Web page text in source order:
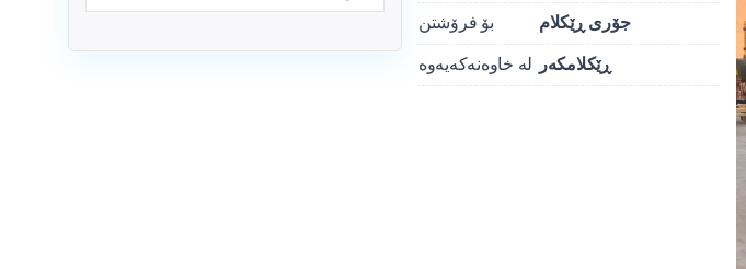
جۆری ڕێکلام
بۆ فرۆشتن
ڕێکلامکەر لە خاوەنەکەیەوە